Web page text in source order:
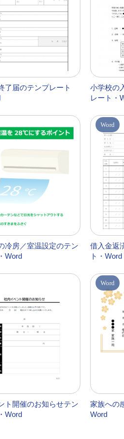
了届のテンプレート
小学校の
レート・
冷房／室温設定のテン
Word
Word
借入金返
ト・Word
ト開催のお知らせテン
Word
Word
家族への
Word